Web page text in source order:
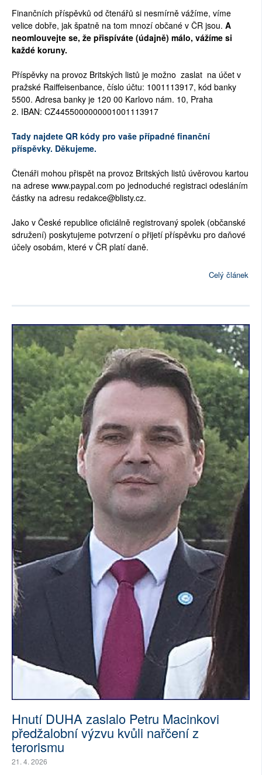
Finančních příspěvků od čtenářů si nesmírně vážíme, víme
velice dobře, jak špatně na tom mnozí občané v ČR jsou. A
neomlouvejte se, že přispíváte (údajně) málo, vážíme si
každé koruny.
Příspěvky na provoz Britských listů je možno zaslat na účet v
pražské Raiffeisenbance, číslo účtu: 1001113917, kód banky
5500. Adresa banky je 120 00 Karlovo nám. 10, Praha
2. IBAN: CZ4455000000001001113917
Tady najdete QR kódy pro vaše případné finanční
příspěvky. Děkujeme.
Čtenáři mohou přispět na provoz Britských listů úvěrovou kartou
na adrese www.paypal.com po jednoduché registraci odesláním
částky na adresu redakce@blisty.cz.
Jako v České republice oficiálně registrovaný spolek (občanské
sdružení) poskytujeme potvrzení o přijetí příspěvku pro daňové
účely osobám, které v ČR platí daně.
Celý článek
Hnutí DUHA zaslalo Petru Macinkovi
předžalobní výzvu kvůli nařčení z
terorismu
21. 4. 2026